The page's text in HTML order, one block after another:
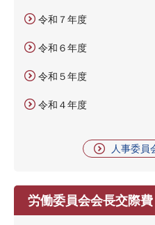
令和７年度
令和６年度
令和５年度
令和４年度
人事委員
労働委員会会長交際費